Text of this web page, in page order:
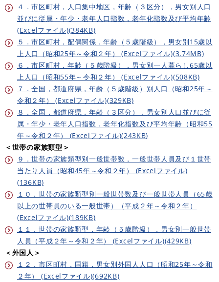
４．市区町村，人口集中地区，年齢（３区分），男女別人口
並びに従属・年少・老年人口指数，老年化指数及び平均年齢
(Excelファイル)(384KB)
５．市区町村，配偶関係，年齢（５歳階級），男女別15歳以
上人口（昭和25年～令和２年） (Excelファイル)(3.74MB)
６．市区町村，年齢（５歳階級），男女別一人暮らし65歳以
上人口（昭和55年～令和２年） (Excelファイル)(508KB)
７．全国，都道府県，年齢（５歳階級）別人口（昭和25年～
令和２年） (Excelファイル)(329KB)
８．全国，都道府県，年齢（３区分），男女別人口並びに従
属・年少・老年人口指数，老年化指数及び平均年齢（昭和55
年～令和２年） (Excelファイル)(243KB)
＜世帯の家族類型＞
９．世帯の家族類型別一般世帯数，一般世帯人員及び１世帯
当たり人員（昭和45年～令和２年） (Excelファイル)
(136KB)
１０．世帯の家族類型別一般世帯数及び一般世帯人員（65歳
以上の世帯員のいる一般世帯）（平成２年～令和２年）
(Excelファイル)(189KB)
１１．世帯の家族類型，年齢（５歳階級），男女別一般世帯
人員（平成２年～令和２年） (Excelファイル)(429KB)
＜外国人＞
１２．市区町村，国籍，男女別外国人人口（昭和25年～令和
２年） (Excelファイル)(692KB)